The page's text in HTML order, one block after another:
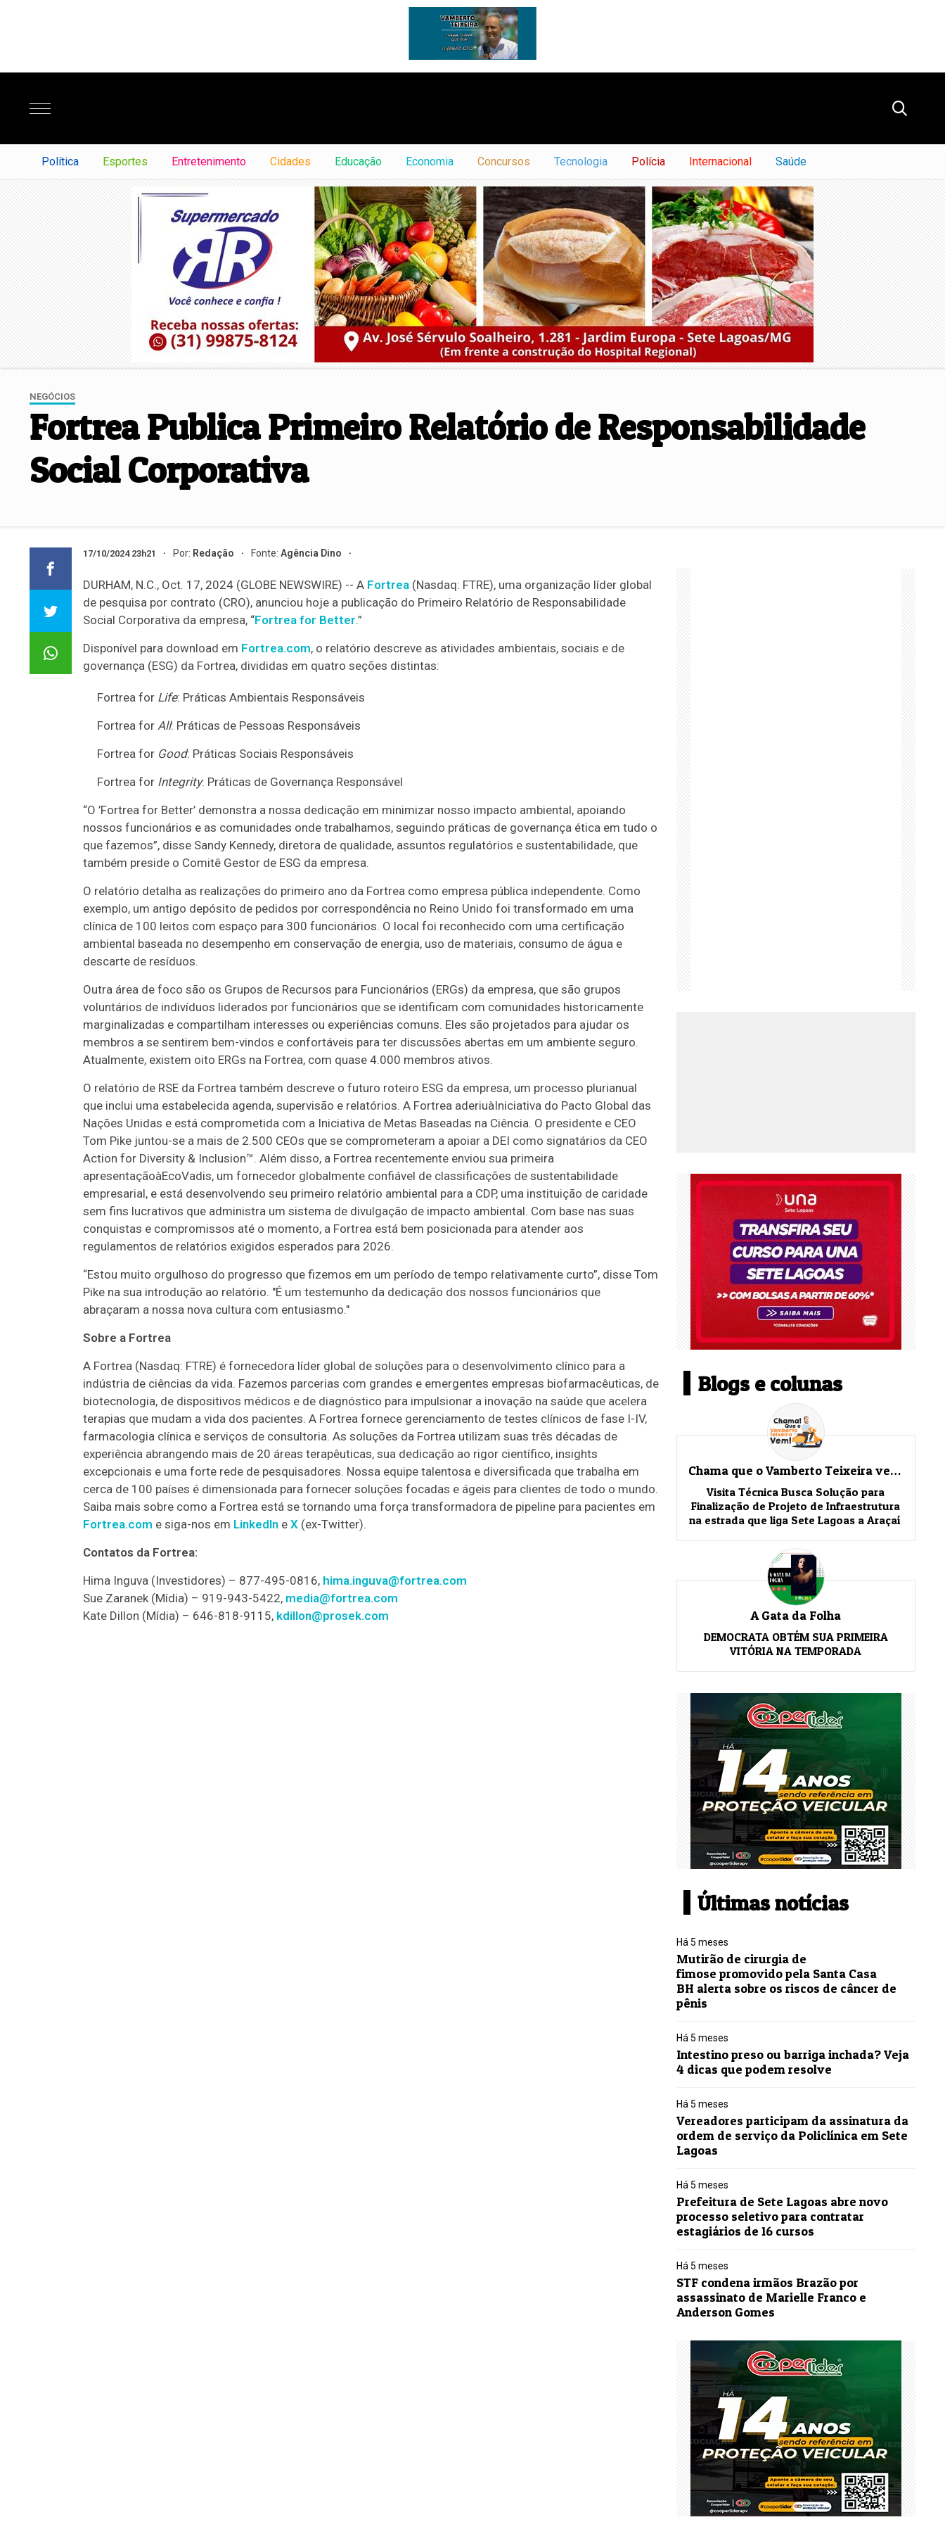
Política Esportes Entretenimento Cidades Educação Economia Concursos Tecnologia Polícia Internacional Saúde
NEGÓCIOS
Fortrea Publica Primeiro Relatório de Responsabilidade
Social Corporativa
17/10/2024 23h21 Por: Redação Fonte: Agência Dino
DURHAM, N.C., Oct. 17, 2024 (GLOBE NEWSWIRE) -- A Fortrea(Nasdaq: FTRE), uma organização líder global
de pesquisa por contrato (CRO), anunciou hoje a publicação do Primeiro Relatório de Responsabilidade
Social Corporativa da empresa, “Fortrea for Better.”
Disponível para download em Fortrea.com, o relatório descreve as atividades ambientais, sociais e de
governança (ESG) da Fortrea, divididas em quatro seções distintas:
Fortrea for Life: Práticas Ambientais Responsáveis
Fortrea for All: Práticas de Pessoas Responsáveis
Fortrea for Good: Práticas Sociais Responsáveis
Fortrea for Integrity: Práticas de Governança Responsável
“O ’Fortrea for Better’ demonstra a nossa dedicação em minimizar nosso impacto ambiental, apoiando
nossos funcionários e as comunidades onde trabalhamos, seguindo práticas de governança ética em tudo o
que fazemos”, disse Sandy Kennedy, diretora de qualidade, assuntos regulatórios e sustentabilidade, que
também preside o Comitê Gestor de ESG da empresa.
O relatório detalha as realizações do primeiro ano da Fortrea como empresa pública independente. Como
exemplo, um antigo depósito de pedidos por correspondência no Reino Unido foi transformado em uma
clínica de 100 leitos com espaço para 300 funcionários. O local foi reconhecido com uma certificação
ambiental baseada no desempenho em conservação de energia, uso de materiais, consumo de água e
descarte de resíduos.
Outra área de foco são os Grupos de Recursos para Funcionários (ERGs) da empresa, que são grupos
voluntários de indivíduos liderados por funcionários que se identificam com comunidades historicamente
marginalizadas e compartilham interesses ou experiências comuns. Eles são projetados para ajudar os
membros a se sentirem bem-vindos e confortáveis para ter discussões abertas em um ambiente seguro.
Atualmente, existem oito ERGs na Fortrea, com quase 4.000 membros ativos.
O relatório de RSE da Fortrea também descreve o futuro roteiro ESG da empresa, um processo plurianual
que inclui uma estabelecida agenda, supervisão e relatórios. A Fortrea aderiuàIniciativa do Pacto Global das
Nações Unidas e está comprometida com a Iniciativa de Metas Baseadas na Ciência. O presidente e CEO
Tom Pike juntou-se a mais de 2.500 CEOs que se comprometeram a apoiar a DEI como signatários da CEO
Action for Diversity & Inclusion™. Além disso, a Fortrea recentemente enviou sua primeira
apresentaçãoàEcoVadis, um fornecedor globalmente confiável de classificações de sustentabilidade
empresarial, e está desenvolvendo seu primeiro relatório ambiental para a CDP, uma instituição de caridade
sem fins lucrativos que administra um sistema de divulgação de impacto ambiental. Com base nas suas
conquistas e compromissos até o momento, a Fortrea está bem posicionada para atender aos
regulamentos de relatórios exigidos esperados para 2026.
“Estou muito orgulhoso do progresso que fizemos em um período de tempo relativamente curto”, disse Tom
Pike na sua introdução ao relatório. "É um testemunho da dedicação dos nossos funcionários que
abraçaram a nossa nova cultura com entusiasmo."
Sobre a Fortrea
A Fortrea (Nasdaq: FTRE) é fornecedora líder global de soluções para o desenvolvimento clínico para a
indústria de ciências da vida. Fazemos parcerias com grandes e emergentes empresas biofarmacêuticas, de
biotecnologia, de dispositivos médicos e de diagnóstico para impulsionar a inovação na saúde que acelera
terapias que mudam a vida dos pacientes. A Fortrea fornece gerenciamento de testes clínicos de fase I-IV,
farmacologia clínica e serviços de consultoria. As soluções da Fortrea utilizam suas três décadas de
experiência abrangendo mais de 20 áreas terapêuticas, sua dedicação ao rigor científico, insights
excepcionais e uma forte rede de pesquisadores. Nossa equipe talentosa e diversificada que trabalha em
cerca de 100 países é dimensionada para fornecer soluções focadas e ágeis para clientes de todo o mundo.
Saiba mais sobre como a Fortrea está se tornando uma força transformadora de pipeline para pacientes em
Fortrea.com e siga-nos em LinkedIne X(ex-Twitter).
Contatos da Fortrea:
Hima Inguva (Investidores) – 877-495-0816, hima.inguva@fortrea.com
Sue Zaranek (Mídia) – 919-943-5422, media@fortrea.com
Kate Dillon (Mídia) – 646-818-9115, kdillon@prosek.com
Blogs e colunas
Chama que o Vamberto Teixeira vem!
Visita Técnica Busca Solução para
Finalização de Projeto de Infraestrutura
na estrada que liga Sete Lagoas a Araçaí
A Gata da Folha
DEMOCRATA OBTÉM SUA PRIMEIRA
VITÓRIA NA TEMPORADA
Últimas notícias
Há 5 meses
Mutirão de cirurgia de
fimose promovido pela Santa Casa
BH alerta sobre os riscos de câncer de
pênis
Há 5 meses
Intestino preso ou barriga inchada? Veja
4 dicas que podem resolve
Há 5 meses
Vereadores participam da assinatura da
ordem de serviço da Policlínica em Sete
Lagoas
Há 5 meses
Prefeitura de Sete Lagoas abre novo
processo seletivo para contratar
estagiários de 16 cursos
Há 5 meses
STF condena irmãos Brazão por
assassinato de Marielle Franco e
Anderson Gomes